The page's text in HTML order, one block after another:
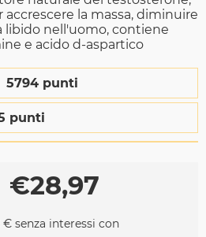
la massa, diminuire
libido nell'uomo, contiene
e acido d-aspartico
5794 punti
punti
€28,97
€ senza interessi con